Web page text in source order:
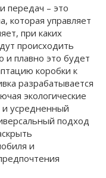
передач – это
которая управляет
при каких
происходить
и плавно это будет
коробки к
разрабатывается
экологические
усредненный
подход
и